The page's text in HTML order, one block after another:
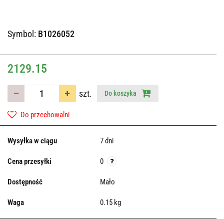
Symbol: B1026052
2129.15
szt. Do koszyka
Do przechowalni
Wysyłka w ciągu 7 dni
Cena przesyłki 0
Dostępność Mało
Waga 0.15 kg